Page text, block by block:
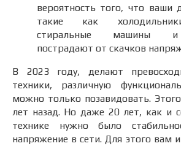
вероятность того, что ваши
такие как
стиральные машины и
пострадают от скачков
В 2023 году, делают
техники, различную
можно только позавидовать.
лет назад. Но даже 20 лет, как и
технике нужно было
напряжение в сети. Для этого вам